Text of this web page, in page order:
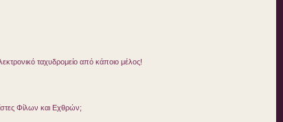
ταχυδρομείο από κάποιο μέλος!
Φίλων και Εχθρών;